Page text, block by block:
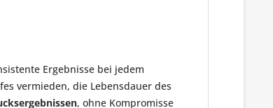
Ergebnisse bei jedem
vermieden, die Lebensdauer des
, ohne Kompromisse